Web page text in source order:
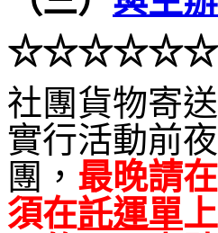
☆☆☆☆☆☆
社團貨物寄
實行活動前
團， 最晚請
須在託運單